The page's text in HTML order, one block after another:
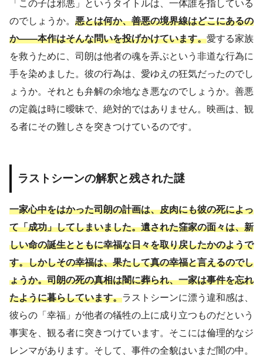
「この子は邪悪」というタイトルは、一体誰を指している
のでしょうか。 悪とは何か、善悪の境界線はどこにあるの
か――本作はそんな問いを投げかけています。愛する家族
を救うために、司朗は他者の魂を弄ぶという非道な行為に
手を染めました。彼の行為は、愛ゆえの狂気だったのでし
ょうか。それとも弁解の余地なき悪なのでしょうか。善悪
の定義は時に曖昧で、絶対的ではありません。映画は、観
る者にその難しさを突きつけているのです。
ラストシーンの解釈と残された謎
一家心中をはかった司朗の計画は、皮肉にも彼の死によっ
て「成功」してしまいました。遺された窪家の面々は、新
しい命の誕生とともに幸福な日々を取り戻したかのようで
す。しかしその幸福は、果たして真の幸福と言えるのでし
ょうか。司朗の死の真相は闇に葬られ、一家は事件を忘れ
たように暮らしています。ラストシーンに漂う違和感は、
彼らの「幸福」が他者の犠牲の上に成り立つものだという
事実を、観る者に突きつけています。そこには倫理的なジ
レンマがあります。そして、事件の全貌はいまだ闇の中。